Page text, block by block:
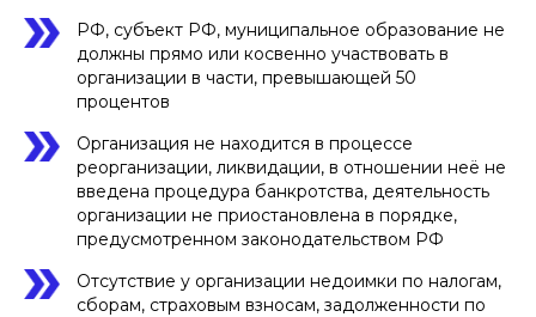
РФ, субъект РФ, муниципальное образование не
должны прямо или косвенно участвовать в
организации в части, превышающей 50
процентов
Организация не находится в процессе
реорганизации, ликвидации, в отношении неё не
введена процедура банкротства, деятельность
организации не приостановлена в порядке,
предусмотренном законодательством РФ
Отсутствие у организации недоимки по налогам,
сборам, страховым взносам, задолженности по